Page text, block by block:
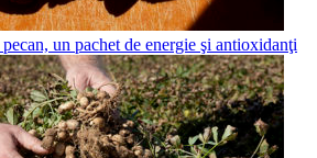
un pachet de energie şi antioxidanţi